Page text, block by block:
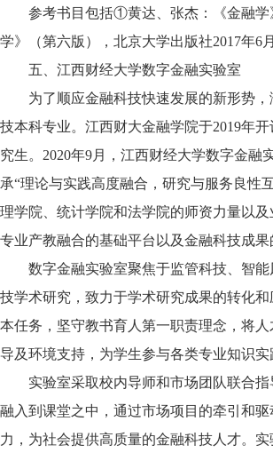
参考书目包括①黄达、张杰：《金融
学》（第六版），北京大学出版社2017年
五、江西财经大学数字金融实验室
为了顺应金融科技快速发展的新形势
技本科专业。江西财大金融学院于2019年
究生。2020年9月，江西财经大学数字金
承“理论与实践高度融合，研究与服务良性
理学院、统计学院和法学院的师资力量以
专业产教融合的基础平台以及金融科技成果
数字金融实验室聚焦于监管科技、智
技学术研究，致力于学术研究成果的转化
本任务，坚守教书育人第一职责理念，将
导及环境支持，为学生参与各类专业知识
实验室采取校内导师和市场团队联合
融入到课堂之中，通过市场项目的牵引和
力，为社会提供高质量的金融科技人才。